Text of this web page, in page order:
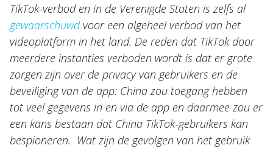
TikTok-verbod en in de Verenigde Staten is zelfs al
gewaarschuwdvoor een algeheel verbod van het
videoplatform in het land. De reden dat TikTok door
meerdere instanties verboden wordt is dat er grote
zorgen zijn over de privacy van gebruikers en de
beveiliging van de app: China zou toegang hebben
tot veel gegevens in en via de app en daarmee zou er
een kans bestaan dat China TikTok-gebruikers kan
bespioneren. Wat zijn de gevolgen van het gebruik